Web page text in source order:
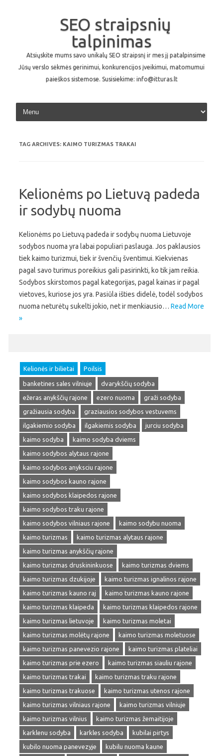
SEO straipsnių
talpinimas
Atsiųskite mums savo unikalų SEO straipsnį ir mes jį patalpinsime
Jūsų verslo sėkmės gerinimui, konkurencijos įveikimui, matomumui
paieškos sistemose. Susisiekime: info@itturas.lt
Skip to content
TAG ARCHIVES: KAIMO TURIZMAS TRAKAI
Kelionėms po Lietuvą padeda
ir sodybų nuoma
Kelionėms po Lietuvą padeda ir sodybų nuoma Lietuvoje
sodybos nuoma yra labai populiari paslauga. Jos paklausios
tiek kaimo turizmui, tiek ir švenčių šventimui. Kiekvienas
pagal savo turimus poreikius gali pasirinkti, ko tik jam reikia.
Sodybos skirstomos pagal kategorijas, pagal kainas ir pagal
vietoves, kuriose jos yra. Pasiūla išties didelė, todėl sodybos
nuoma neturėtų sukelti jokio, net ir menkiausio… Read More
»
Kelionės ir bilietai Poilsis
banketines sales vilniuje
dvarykščių sodyba
ežeras anykščių rajone
ezero nuoma
graži sodyba
gražiausia sodyba
graziausios sodybos vestuvems
ilgakiemio sodyba
ilgakiemis sodyba
jurciu sodyba
kaimo sodyba
kaimo sodyba dviems
kaimo sodybos alytaus rajone
kaimo sodybos anyksciu rajone
kaimo sodybos kauno rajone
kaimo sodybos klaipedos rajone
kaimo sodybos traku rajone
kaimo sodybos vilniaus rajone
kaimo sodybu nuoma
kaimo turizmas
kaimo turizmas alytaus rajone
kaimo turizmas anykščių rajone
kaimo turizmas druskininkuose
kaimo turizmas dviems
kaimo turizmas dzukijoje
kaimo turizmas ignalinos rajone
kaimo turizmas kauno raj
kaimo turizmas kauno rajone
kaimo turizmas klaipeda
kaimo turizmas klaipedos rajone
kaimo turizmas lietuvoje
kaimo turizmas moletai
kaimo turizmas molėtų rajone
kaimo turizmas moletuose
kaimo turizmas panevezio rajone
kaimo turizmas plateliai
kaimo turizmas prie ezero
kaimo turizmas siauliu rajone
kaimo turizmas trakai
kaimo turizmas traku rajone
kaimo turizmas trakuose
kaimo turizmas utenos rajone
kaimo turizmas vilniaus rajone
kaimo turizmas vilniuje
kaimo turizmas vilnius
kaimo turizmas žemaitijoje
karklenu sodyba
karkles sodyba
kubilai pirtys
kubilo nuoma panevezyje
kubilu nuoma kaune